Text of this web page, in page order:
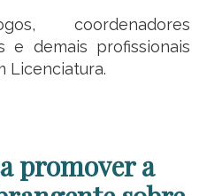
coordenadores
e demais profissionais
Licenciatura.
promover a